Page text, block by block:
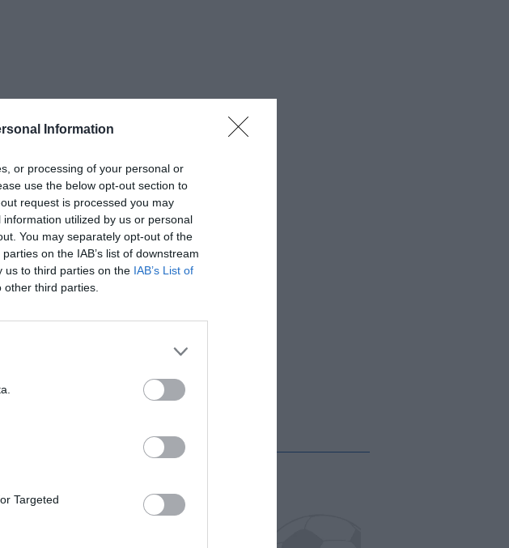
Information
or processing of your personal or
use the below opt-out section to
request is processed you may
utilized by us or personal
You may separately opt-out of the
on the IAB’s list of downstream
us to third parties on the IAB’s List of
third parties.
Targeted